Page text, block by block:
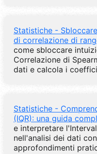
Statistiche -
di correlazione di
come sbloccare
Correlazione di
dati e calcola i
Statistiche -
(IQR): una guida
e interpretare
nell'analisi dei dati
approfondimenti